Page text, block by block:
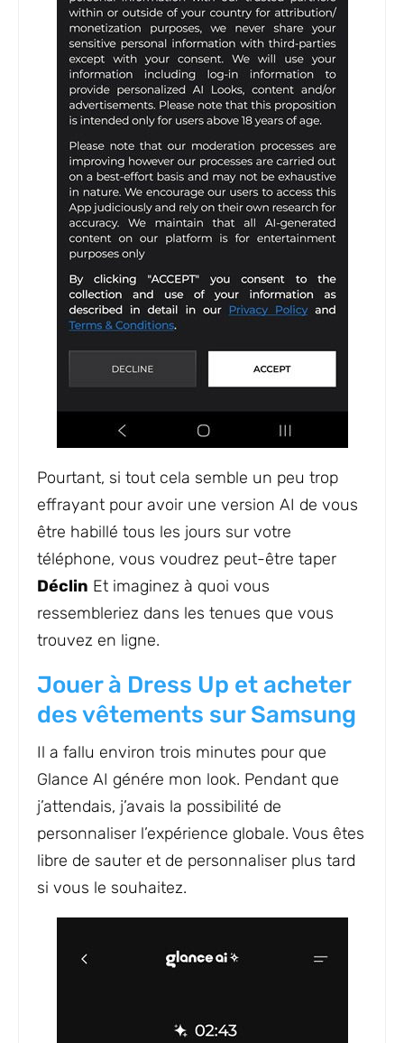
Pourtant, si tout cela semble un peu trop
effrayant pour avoir une version AI de vous
être habillé tous les jours sur votre
téléphone, vous voudrez peut-être taper
Déclin Et imaginez à quoi vous
ressembleriez dans les tenues que vous
trouvez en ligne.
Jouer à Dress Up et acheter
des vêtements sur Samsung
Il a fallu environ trois minutes pour que
Glance AI génére mon look. Pendant que
j’attendais, j’avais la possibilité de
personnaliser l’expérience globale. Vous êtes
libre de sauter et de personnaliser plus tard
si vous le souhaitez.